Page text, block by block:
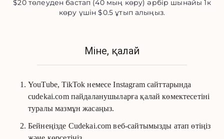
$20 төлеуден бастап (40 мың көру) әрбір шынайы 1к
көру үшін $0.5 ұтып алыңыз.
Міне, қалай
YouTube, TikTok немесе Instagram сайттарында
cudekai.com пайдаланушыларға қалай көмектесетіні
туралы мазмұн жасаңыз.
Бейнеңізде Cudekai.com веб-сайтымызды атап өтіңіз